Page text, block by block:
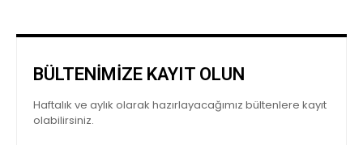
BÜLTENİMİZE KAYIT OLUN
Haftalık ve aylık olarak hazırlayacağımız bültenlere kayıt
olabilirsiniz.